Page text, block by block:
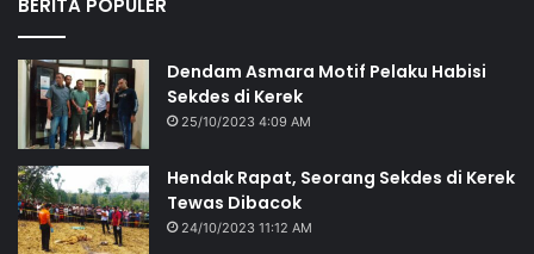
BERITA POPULER
Dendam Asmara Motif Pelaku Habisi
Sekdes di Kerek
25/10/2023 4:09 AM
Hendak Rapat, Seorang Sekdes di Kerek
Tewas Dibacok
24/10/2023 11:12 AM